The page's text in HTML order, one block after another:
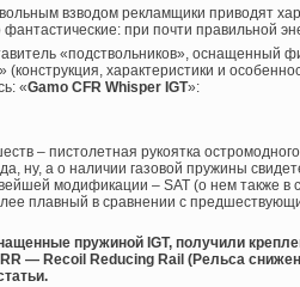
взводом рекламщики приводят
при почти правильной
«подствольников», оснащенный
характеристики и
«Gamo CFR Whisper IGT»:
– пистолетная рукоятка
ну, а о наличии газовой пружины
модификации – SAT (о нем также в
плавный в сравнении с
пружиной IGT, получили
— Recoil Reducing Rail (Рельса